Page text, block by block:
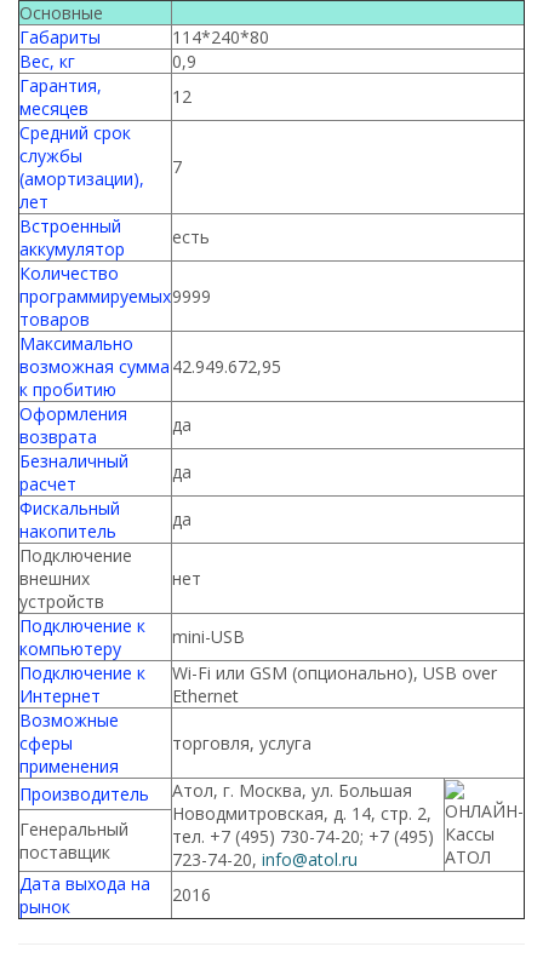
Основные
Габариты
114*240*80
Вес, кг
0,9
Гарантия,
месяцев
12
Средний срок
службы
(амортизации),
лет
7
Встроенный
аккумулятор
есть
Количество
программируемых
товаров
9999
Максимально
возможная сумма
к пробитию
42.949.672,95
Оформления
возврата
да
Безналичный
расчет
да
Фискальный
накопитель
да
Подключение
внешних
устройств
нет
Подключение к
компьютеру
mini-USB
Подключение к
Интернет
Wi-Fi или GSM (опционально), USB over
Ethernet
Возможные
сферы
применения
торговля, услуга
Производитель
Атол, г. Москва, ул. Большая
Новодмитровская, д. 14, стр. 2,
тел. +7 (495) 730-74-20; +7 (495)
723-74-20, info@atol.ru
Генеральный
поставщик
Дата выхода на
рынок
2016